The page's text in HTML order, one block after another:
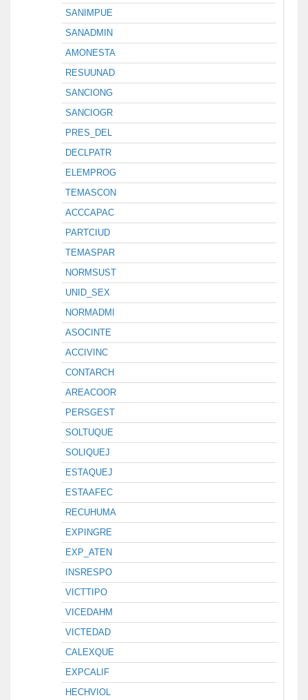
SANIMPUE
SANADMIN
AMONESTA
RESUUNAD
SANCIONG
SANCIOGR
PRES_DEL
DECLPATR
ELEMPROG
TEMASCON
ACCCAPAC
PARTCIUD
TEMASPAR
NORMSUST
UNID_SEX
NORMADMI
ASOCINTE
ACCIVINC
CONTARCH
AREACOOR
PERSGEST
SOLTUQUE
SOLIQUEJ
ESTAQUEJ
ESTAAFEC
RECUHUMA
EXPINGRE
EXP_ATEN
INSRESPO
VICTTIPO
VICEDAHM
VICTEDAD
CALEXQUE
EXPCALIF
HECHVIOL